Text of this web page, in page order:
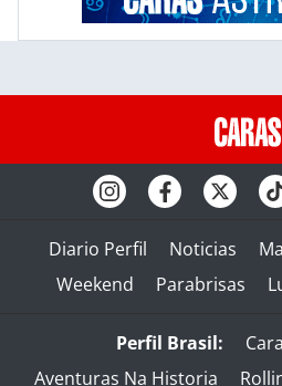
Diario Perfil Noticias
Weekend
Parabrisas
Perfil Brasil:
Aventuras Na Historia